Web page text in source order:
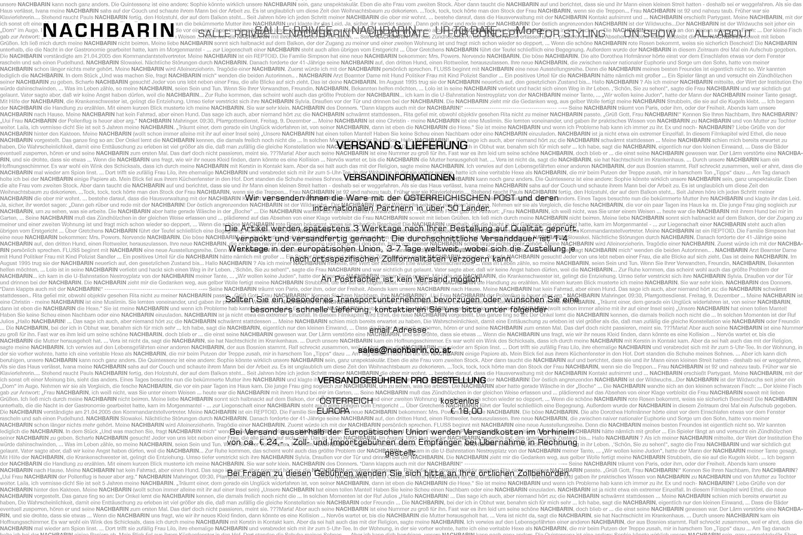
SALLE PRIVÉE NACHBARIN UP TO DATE FOR CONCEPT FOR STYLING ON SHOW ALL ABOUT
VERSAND & LIEFERUNG
VERSANDINFORMATIONEN
Wir versenden Ihnen die Ware mit der ÖSTERREICHISCHEN POST und deren
internationalen Partnern in über 50 Länder.
Die Artikel werden spätestens 3 Werktage nach Ihrer Bestellung auf Qualität geprüft,
verpackt und versandfertig gemacht. Die durchschnittliche Versanddauer ist 1-4
Werktage in der europätischen Union, 3-7 Tage weltweit, wobei sich die Zustellung je
nach ortsspezifischen Zollformalitäten verzögern kann.
An Postfächer ist kein Versand möglich.
Sollten Sie ein besonderes Transportunternehmen bevorzugen oder wünschen Sie eine
besonders schnelle Lieferung, kontaktieren Sie uns bitte unter folgender
email Adresse:
sales@nachbarin.co.at
VERSANDGEBÜHREN PRO BESTELLUNG
ÖSTERREICH kostenlos
EUROPA € 18,00
Bei Versand ausserhalb der Europätischen Union werden Versandkosten im Vorhinein
von ca. € 24,- , Zoll- und Importgebühren dem Empfänger bei Übernahme in Rechnung
gestellt.
Bei Fragen zu diesen Gebühren wenden Sie sich bitte an Ihre örtlichen Zollbehörden.
SALLE PRIVÉE NACHBARIN UP TO DATE More